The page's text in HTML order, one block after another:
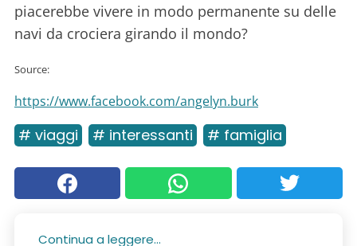
piacerebbe vivere in modo permanente su delle
navi da crociera girando il mondo?
Source:
https://www.facebook.com/angelyn.burk
# viaggi # interessanti # famiglia
Continua a leggere...